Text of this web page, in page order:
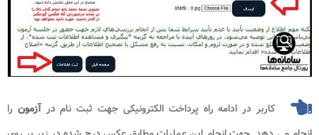
کاربر در ادامه راه پرداخت الکترونیکی جهت ثبت نام درآزمون را